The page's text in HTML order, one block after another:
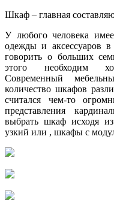
Шкаф – главная
У любого человека
одежды и аксессуаров
говорить о больших
этого необходим
Современный
количество шкафов
считался чем-то
представления
выбрать шкаф исходя
узкий или , шкафы с